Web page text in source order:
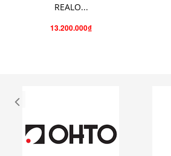
REALO...
13.200.000₫